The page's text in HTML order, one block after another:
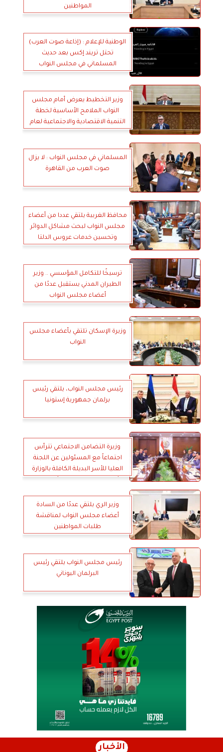
المواطنين
الوطنية للإعلام : (إذاعة صوت العرب)
تحتل تريند إكس بعد حديث
المسلماني في مجلس النواب
وزير التخطيط يعرض أمام مجلس
النواب الملامح الأساسية لخطة
التنمية الاقتصادية والاجتماعية لعام
المسلماني في مجلس النواب : لا يزال
صوت العرب من القاهرة
محافظ الغربية يلتقي عددا من أعضاء
مجلس النواب لبحث مشاكل الدوائر
وتحسين خدمات عروس الدلتا
ترسيخًا للتكامل المؤسسي .. وزير
الطيران المدني يستقبل عددًا من
أعضاء مجلس النواب
وزيرة الإسكان تلتقي بأعضاء مجلس
النواب
رئيس مجلس النواب، يلتقي رئيس
برلمان جمهورية إستونيا
وزيرة التضامن الاجتماعي تترأس
اجتماعاً مع المسئولين عن اللجنة
العليا للأسر البديلة الكافلة بالوزارة
على مستوى الجمهورية
وزير الري يلتقي عددًا من السادة
أعضاء مجلس النواب لمناقشة
طلبات المواطنين
رئيس مجلس النواب يلتقي رئيس
البرلمان اليوناني
الأخبار